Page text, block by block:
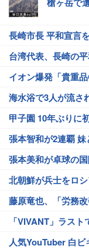
長崎市長 平和宣言
台湾代表、長崎の
イオン爆発「貴重
海水浴で3人が流さ
甲子園 10年ぶりに
張本智和が2連覇
張本美和が卓球の
北朝鮮が兵士をロ
藤原竜也、「労務
「VIVANT」ラス
人気YouTuber 白ビ